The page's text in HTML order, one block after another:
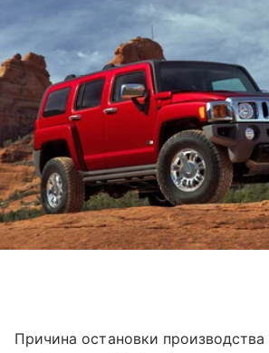
Причина остановки производства